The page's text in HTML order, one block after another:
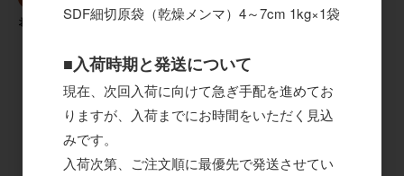
お得きんぴらごぼう 500g×20袋
深雪山菜 1kg×12袋
38件中 1〜30件目
1 2
SDF細切原袋（乾燥メンマ）4～7cm 1kg×1袋
■入荷時期と発送について
現在、次回入荷に向けて急ぎ手配を進めてお
りますが、入荷までにお時間をいただく見込
みです。
入荷次第、ご注文順に最優先で発送させてい